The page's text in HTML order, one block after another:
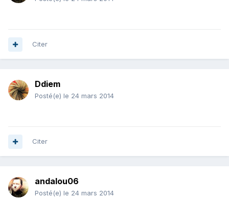
Citer
Ddiem
Posté(e) le 24 mars 2014
Citer
andalou06
Posté(e) le 24 mars 2014